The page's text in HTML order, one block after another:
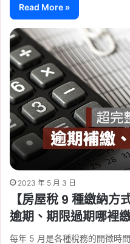
Read More »
2023 年 5 月 3 日
【房屋稅 9 種繳納
逾期、期限過期哪裡
每年 5 月是各種稅務的開徵時